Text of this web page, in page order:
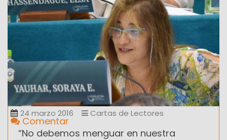
24 marzo 2016 Cartas de Lectores
Comentar
“No debemos menguar en nuestra